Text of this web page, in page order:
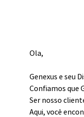
Ola,
Genexus e seu
Confiamos que
Ser nosso
Aqui, você